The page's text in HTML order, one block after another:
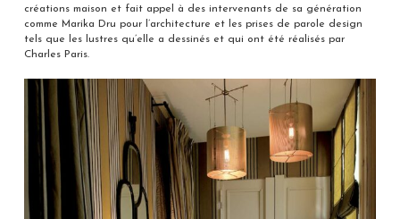
créations maison et fait appel à des intervenants de sa génération
comme Marika Dru pour l’architecture et les prises de parole design
tels que les lustres qu’elle a dessinés et qui ont été réalisés par
Charles Paris.